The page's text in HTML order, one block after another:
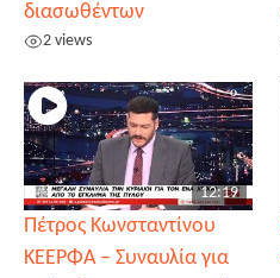
διασωθέντων
2 views
12:19
Πέτρος Κωνσταντίνου
ΚΕΕΡΦΑ – Συναυλία για